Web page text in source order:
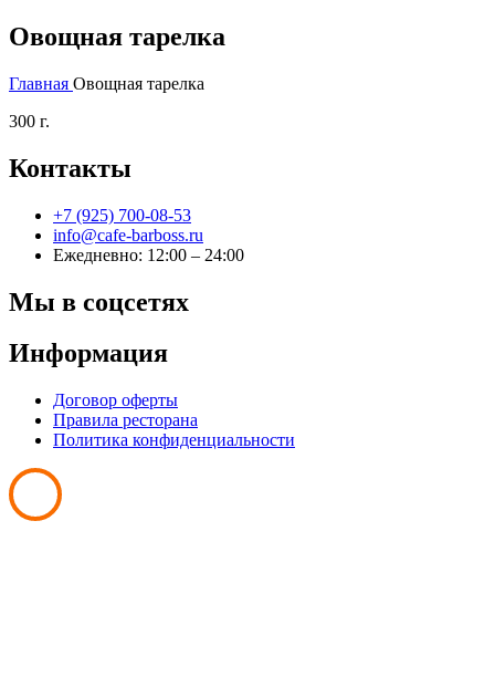
Овощная тарелка
Главная Овощная тарелка
300 г.
Контакты
+7 (925) 700-08-53
info@cafe-barboss.ru
Ежедневно: 12:00 – 24:00
Мы в соцсетях
Информация
Договор оферты
Правила ресторана
Политика конфиденциальности